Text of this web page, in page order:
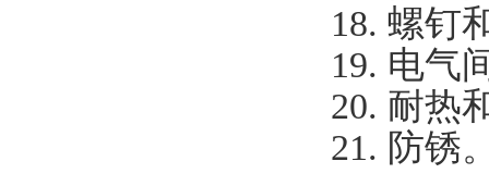
18. 螺钉
19. 电气
20. 耐热
21. 防锈